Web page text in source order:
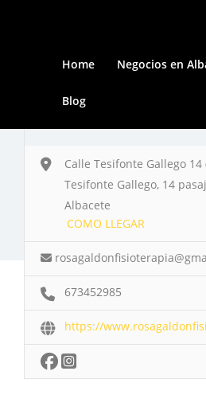
Home Negocios en
Blog
Calle Tesifonte Gallego 14
Tesifonte Gallego, 14
Albacete
COMO LLEGAR
673452985
https://